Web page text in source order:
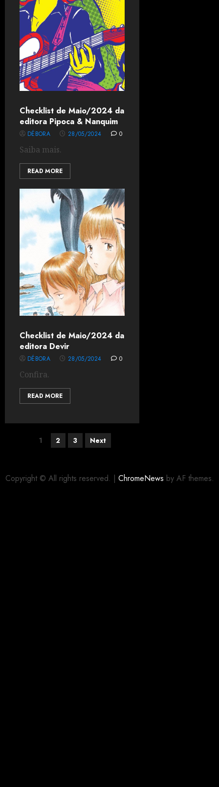
Checklist de Maio/2024 da
editora Pipoca & Nanquim
DÉBORA 28/05/2024 0
Saiba mais.
READ MORE
Checklist de Maio/2024 da
editora Devir
DÉBORA 28/05/2024 0
Confira.
READ MORE
1 2 3 Next
Copyright © All rights reserved. | ChromeNews by AF themes.